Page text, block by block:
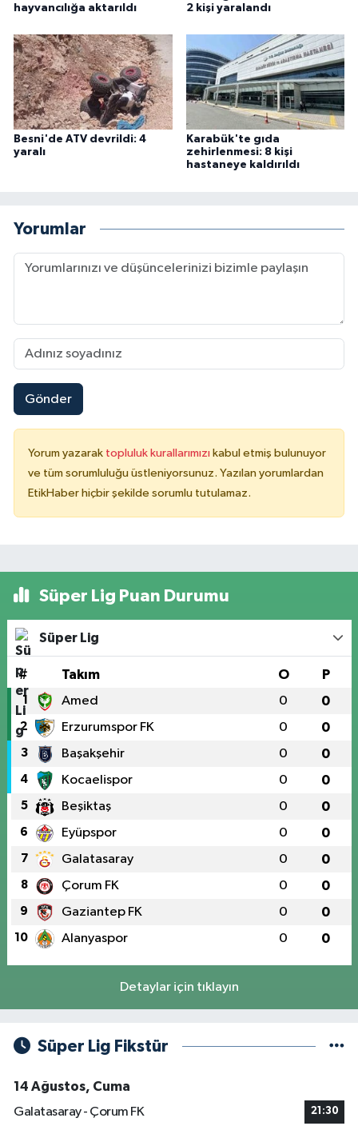
hayvancılığa aktarıldı
2 kişi yaralandı
Besni'de ATV devrildi: 4
yaralı
Karabük'te gıda
zehirlenmesi: 8 kişi
hastaneye kaldırıldı
Yorumlar
Gönder
Yorum yazarak topluluk kurallarımızı kabul etmiş bulunuyor
ve tüm sorumluluğu üstleniyorsunuz. Yazılan yorumlardan
EtikHaber hiçbir şekilde sorumlu tutulamaz.
Süper Lig Puan Durumu
Süper Lig
# Takım O P
1 Amed 0 0
2 Erzurumspor FK 0 0
3 Başakşehir 0 0
4 Kocaelispor 0 0
5 Beşiktaş 0 0
6 Eyüpspor 0 0
7 Galatasaray 0 0
8 Çorum FK 0 0
9 Gaziantep FK 0 0
10 Alanyaspor 0 0
Detaylar için tıklayın
Süper Lig Fikstür
14 Ağustos, Cuma
Galatasaray - Çorum FK
21:30